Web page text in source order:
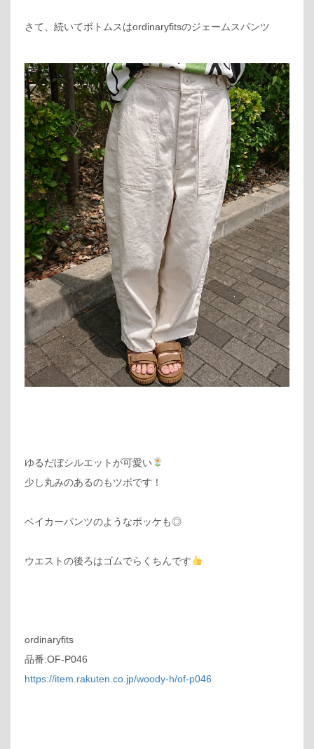
さて、続いてボトムスはordinaryfitsのジェームスパンツ
ゆるだぼシルエットが可愛い
少し丸みのあるのもツボです！
ベイカーパンツのようなポッケも◎
ウエストの後ろはゴムでらくちんです
ordinaryfits
品番:OF-P046
https://item.rakuten.co.jp/woody-h/of-p046